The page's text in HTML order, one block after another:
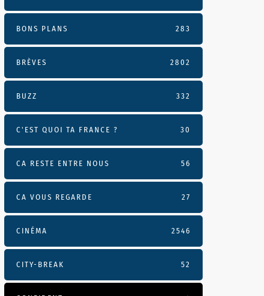
BONS PLANS 283
BRÈVES 2802
BUZZ 332
C'EST QUOI TA FRANCE ? 30
CA RESTE ENTRE NOUS 56
CA VOUS REGARDE 27
CINÉMA 2546
CITY-BREAK 52